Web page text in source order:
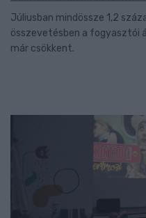
Júliusban mindössze 1,2
összevetésben a fogyasztói
már csökkent.